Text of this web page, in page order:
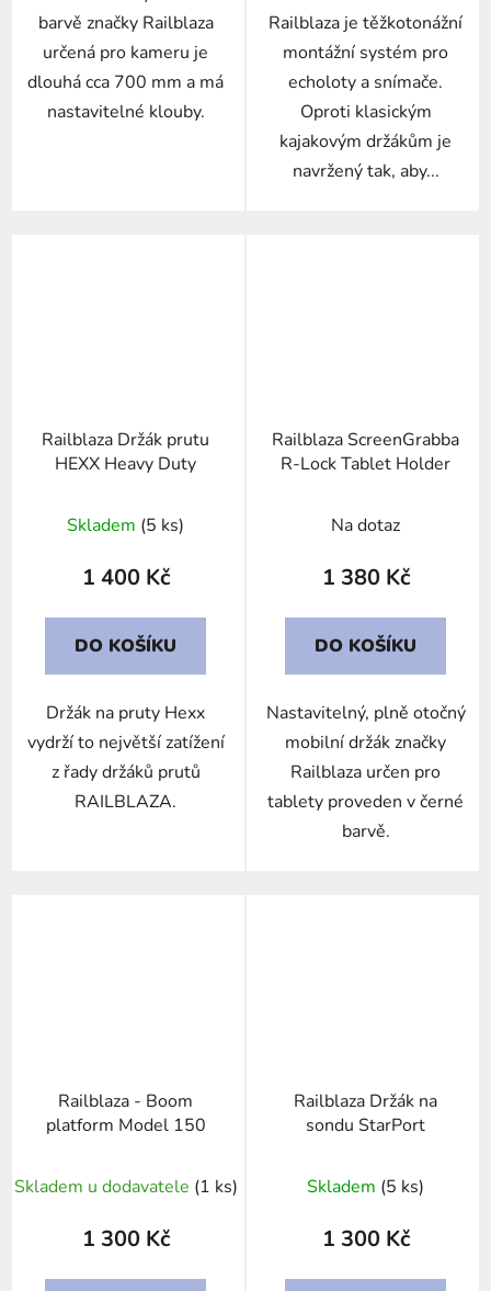
barvě značky Railblaza
určená pro kameru je
dlouhá cca 700 mm a má
nastavitelné klouby.
Railblaza je těžkotonážní
montážní systém pro
echoloty a snímače.
Oproti klasickým
kajakovým držákům je
navržený tak, aby...
Railblaza Držák prutu
HEXX Heavy Duty
Skladem (5 ks)
1 400 Kč
DO KOŠÍKU
Držák na pruty Hexx
vydrží to největší zatížení
z řady držáků prutů
RAILBLAZA.
Railblaza ScreenGrabba
R-Lock Tablet Holder
Na dotaz
1 380 Kč
DO KOŠÍKU
Nastavitelný, plně otočný
mobilní držák značky
Railblaza určen pro
tablety proveden v černé
barvě.
Railblaza - Boom
platform Model 150
Skladem u dodavatele (1 ks)
1 300 Kč
Railblaza Držák na
sondu StarPort
Skladem (5 ks)
1 300 Kč